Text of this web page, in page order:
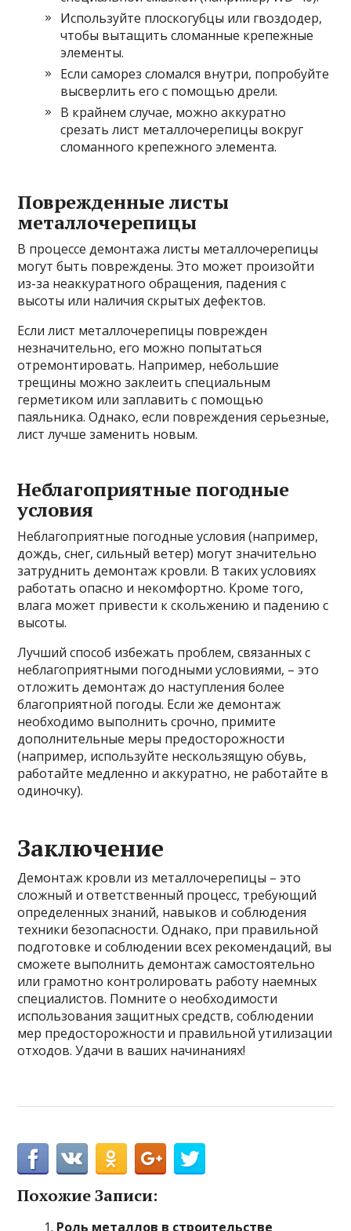
Используйте плоскогубцы или гвоздодер,
чтобы вытащить сломанные крепежные
элементы.
Если саморез сломался внутри, попробуйте
высверлить его с помощью дрели.
В крайнем случае, можно аккуратно
срезать лист металлочерепицы вокруг
сломанного крепежного элемента.
Поврежденные листы
металлочерепицы
В процессе демонтажа листы металлочерепицы
могут быть повреждены. Это может произойти
из-за неаккуратного обращения, падения с
высоты или наличия скрытых дефектов.
Если лист металлочерепицы поврежден
незначительно, его можно попытаться
отремонтировать. Например, небольшие
трещины можно заклеить специальным
герметиком или заплавить с помощью
паяльника. Однако, если повреждения серьезные,
лист лучше заменить новым.
Неблагоприятные погодные
условия
Неблагоприятные погодные условия (например,
дождь, снег, сильный ветер) могут значительно
затруднить демонтаж кровли. В таких условиях
работать опасно и некомфортно. Кроме того,
влага может привести к скольжению и падению с
высоты.
Лучший способ избежать проблем, связанных с
неблагоприятными погодными условиями, – это
отложить демонтаж до наступления более
благоприятной погоды. Если же демонтаж
необходимо выполнить срочно, примите
дополнительные меры предосторожности
(например, используйте нескользящую обувь,
работайте медленно и аккуратно, не работайте в
одиночку).
Заключение
Демонтаж кровли из металлочерепицы – это
сложный и ответственный процесс, требующий
определенных знаний, навыков и соблюдения
техники безопасности. Однако, при правильной
подготовке и соблюдении всех рекомендаций, вы
сможете выполнить демонтаж самостоятельно
или грамотно контролировать работу наемных
специалистов. Помните о необходимости
использования защитных средств, соблюдении
мер предосторожности и правильной утилизации
отходов. Удачи в ваших начинаниях!
Похожие Записи:
Роль металлов в строительстве